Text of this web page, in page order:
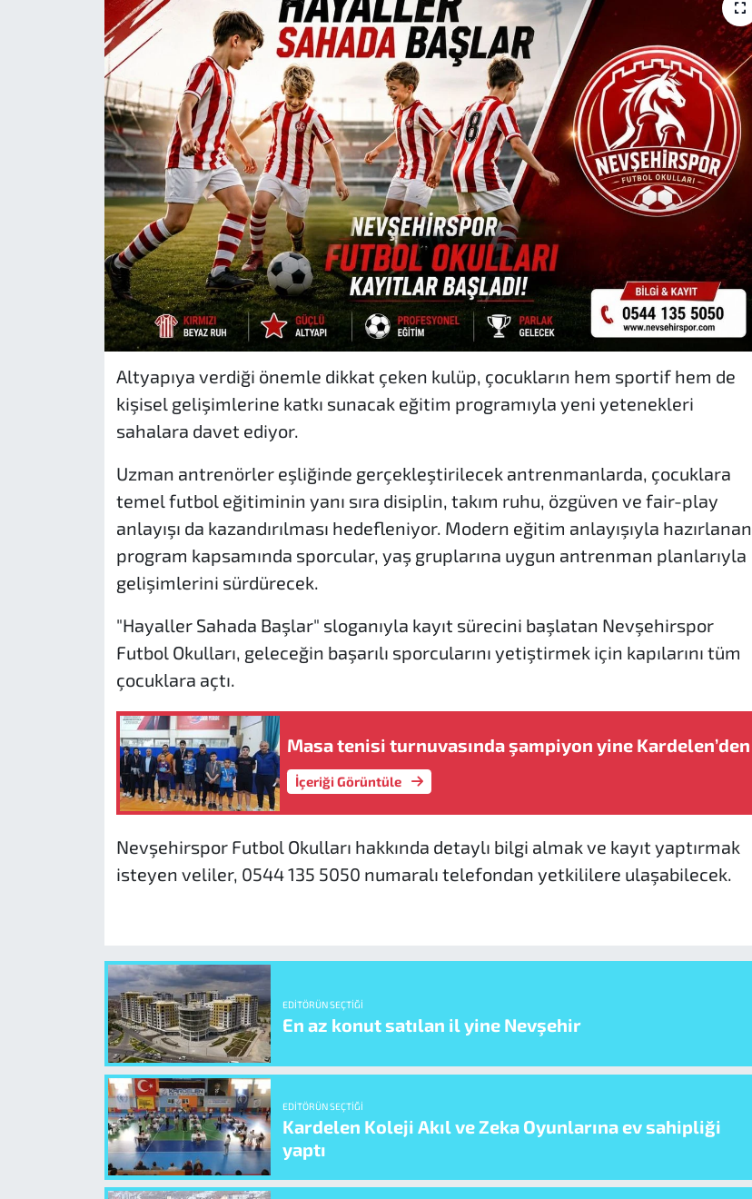
Altyapıya verdiği önemle dikkat çeken kulüp, çocukların hem sportif hem de
kişisel gelişimlerine katkı sunacak eğitim programıyla yeni yetenekleri
sahalara davet ediyor.
Uzman antrenörler eşliğinde gerçekleştirilecek antrenmanlarda, çocuklara
temel futbol eğitiminin yanı sıra disiplin, takım ruhu, özgüven ve fair-play
anlayışı da kazandırılması hedefleniyor. Modern eğitim anlayışıyla hazırlanan
program kapsamında sporcular, yaş gruplarına uygun antrenman planlarıyla
gelişimlerini sürdürecek.
"Hayaller Sahada Başlar" sloganıyla kayıt sürecini başlatan Nevşehirspor
Futbol Okulları, geleceğin başarılı sporcularını yetiştirmek için kapılarını tüm
çocuklara açtı.
Masa tenisi turnuvasında şampiyon yine Kardelen’den
İçeriği Görüntüle
Nevşehirspor Futbol Okulları hakkında detaylı bilgi almak ve kayıt yaptırmak
isteyen veliler, 0544 135 5050 numaralı telefondan yetkililere ulaşabilecek.
EDITÖRÜN SEÇTIĞI
En az konut satılan il yine Nevşehir
EDITÖRÜN SEÇTIĞI
Kardelen Koleji Akıl ve Zeka Oyunlarına ev sahipliği
yaptı